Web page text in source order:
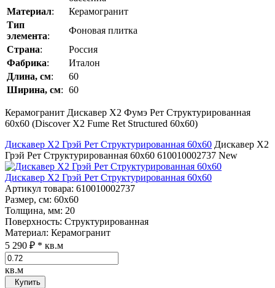
Материал:
Керамогранит
Тип
элемента:
Фоновая плитка
Страна:
Россия
Фабрика:
Италон
Длина, см:
60
Ширина, см: 60
Керамогранит Дискавер Х2 Фумэ Рет Структурированная
60x60 (Discover Х2 Fume Ret Structured 60x60)
Дискавер Х2 Грэй Рет Структурированная 60x60 Дискавер Х2
Грэй Рет Структурированная 60x60 610010002737 New
Дискавер Х2 Грэй Рет Структурированная 60x60
Артикул товара: 610010002737
Размер, см: 60x60
Толщина, мм: 20
Поверхность: Структурированная
Материал: Керамогранит
5 290 ₽ * кв.м
кв.м
Купить